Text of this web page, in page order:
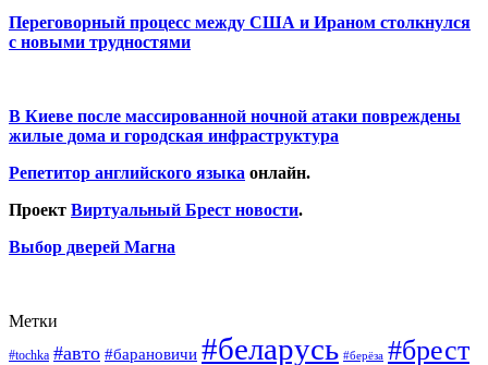
Переговорный процесс между США и Ираном столкнулся
с новыми трудностями
В Киеве после массированной ночной атаки повреждены
жилые дома и городская инфраструктура
Репетитор английского языка онлайн.
Проект Виртуальный Брест новости.
Выбор дверей Магна
Метки
#tochka #авто #барановичи #беларусь #берёза #брест